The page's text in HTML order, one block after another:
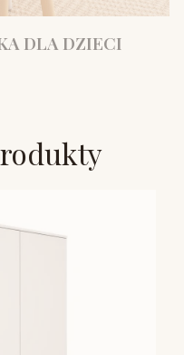
DLA DZIECI